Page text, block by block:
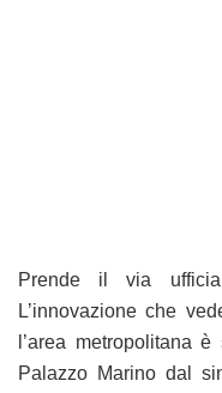
Prende il via
L’innovazione che
l’area metropolitana
Palazzo Marino dal